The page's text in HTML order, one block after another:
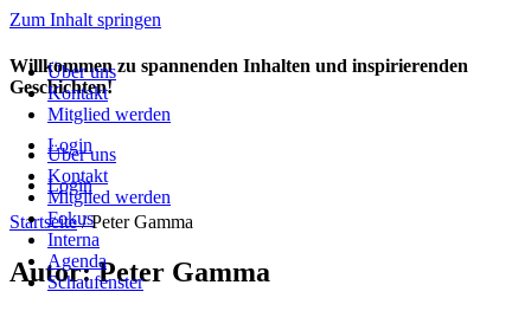
Zum Inhalt springen
Über uns
Kontakt
Mitglied werden
Über uns
Kontakt
Mitglied werden
Login
Login
Fokus
Interna
Agenda
Schaufenster
Willkommen zu spannenden Inhalten und inspirierenden
Geschichten!
Startseite/Peter Gamma
Autor: Peter Gamma